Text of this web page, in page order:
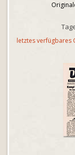
letztes verfügbares